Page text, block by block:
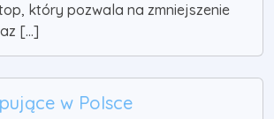
który pozwala na zmniejszenie
[...]
w Polsce